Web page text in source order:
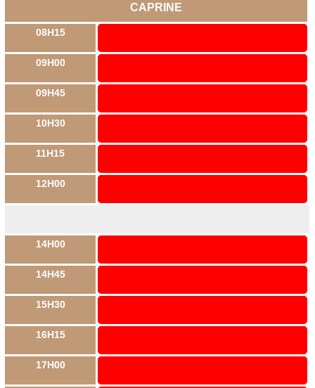
CAPRINE
08H15
09H00
09H45
10H30
11H15
12H00
14H00
14H45
15H30
16H15
17H00